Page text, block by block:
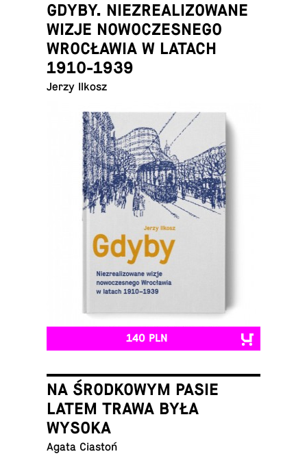
GDYBY. NIEZREALIZOWANE
WIZJE NOWOCZESNEGO
WROCŁAWIA W LATACH
1910-1939
Jerzy Ilkosz
140 PLN
NA ŚRODKOWYM PASIE
LATEM TRAWA BYŁA
WYSOKA
Agata Ciastoń